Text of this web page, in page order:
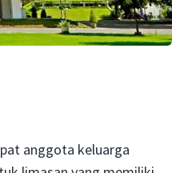
anggota keluarga